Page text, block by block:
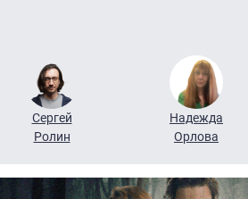
Сергей
Ролин
Надежда
Орлова